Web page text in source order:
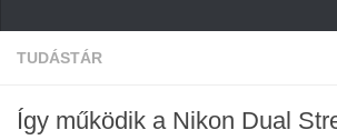
Hírek
Cikkek
TUDÁSTÁR
Így működik a Nikon Dual